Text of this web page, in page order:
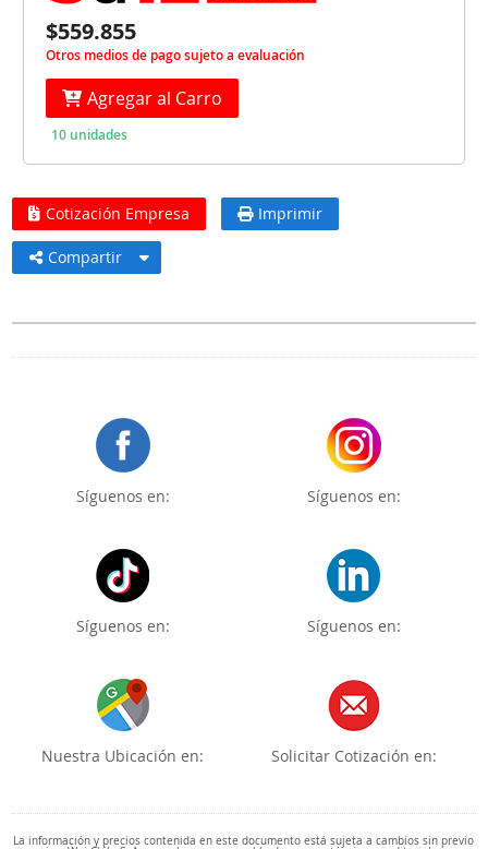
$559.855
Otros medios de pago sujeto a evaluación
Agregar al Carro
10 unidades
Cotización Empresa Imprimir
Compartir
Síguenos en: Síguenos en:
Síguenos en: Síguenos en:
Nuestra Ubicación en: Solicitar Cotización en:
La información y precios contenida en este documento está sujeta a cambios sin previo